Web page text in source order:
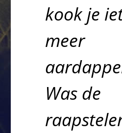
kook je
meer
Was de